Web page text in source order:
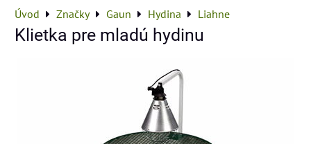
Úvod Značky Gaun Hydina Liahne
Klietka pre mladú hydinu